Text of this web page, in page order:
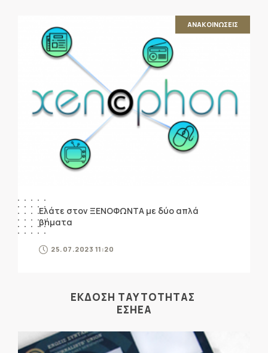
ΑΝΑΚΟΙΝΩΣΕΙΣ
Ελάτε στον ΞΕΝΟΦΩΝΤΑ με δύο απλά
βήματα
25.07.2023 11:20
ΕΚΔΟΣΗ ΤΑΥΤΟΤΗΤΑΣ
ΕΣΗΕΑ